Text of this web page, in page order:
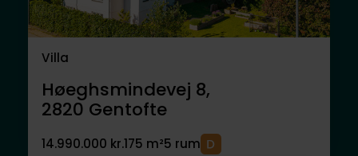
Villa
Høeghsmindevej 8,
2820 Gentofte
14.990.000 kr.175 m²5 rum